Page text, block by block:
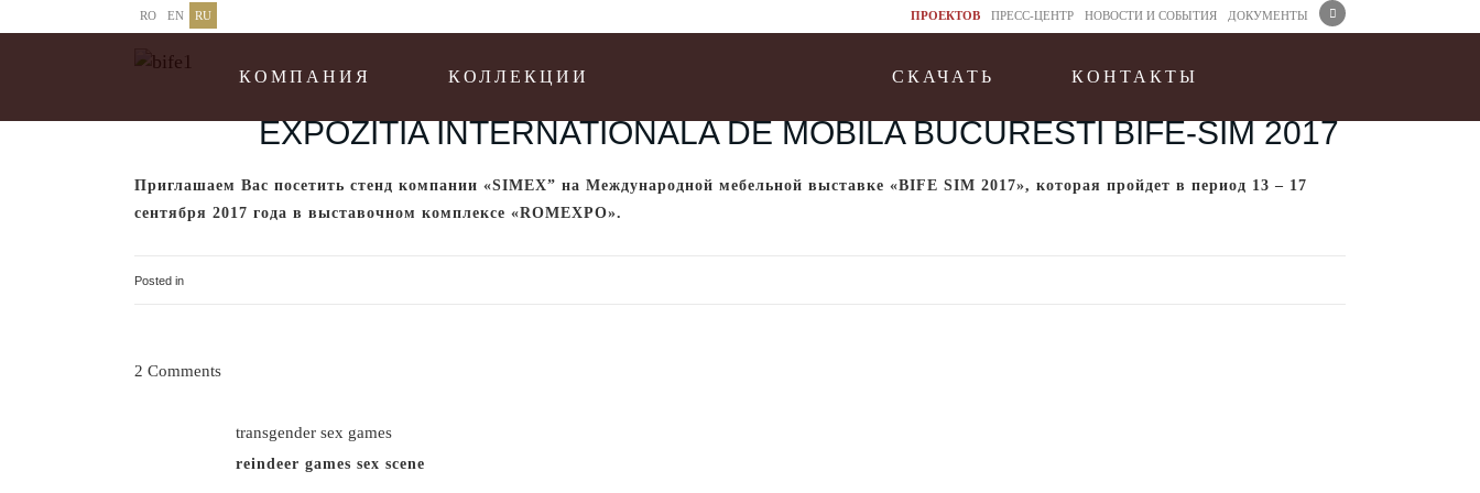
RO EN RU ПРОЕКТОВ ПРЕСС-ЦЕНТР НОВОСТИ И CОБЫТИЯ ДОКУМЕНТЫ
КОМПАНИЯ КОЛЛЕКЦИИ СКАЧАТЬ КОНТАКТЫ
22 AUGEXPOZITIA INTERNATIONALA DE MOBILA BUCURESTI BIFE-SIM 2017
Приглашаем Вас посетить стенд компании «SIMEX” на Международной мебельной выставке «BIFE SIM 2017», которая пройдет в период 13 – 17
сентября 2017 года в выставочном комплексе «ROMEXPO».
Posted in
2 Comments
transgender sex games
reindeer games sex scene